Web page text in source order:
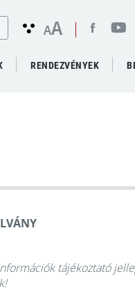
AA
RENDEZVÉNYEK
tájékoztató